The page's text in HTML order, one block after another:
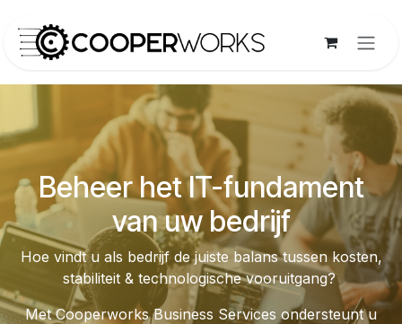
​Beheer het IT-fundament
van uw bedrijf
Hoe vindt u als bedrijf de juiste balans tussen kosten,
stabiliteit & technologische vooruitgang?
Met Cooperworks Business Services ondersteunt u